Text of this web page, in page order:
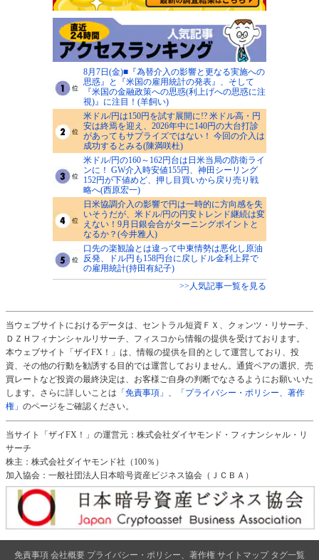
8月7日(金)■『為替介入の影響と更なる実施への
思惑』と『米国の雇用統計の発表』、そして
『米国の金融政策への思惑(利上げへの思惑に注
視)』に注目！(羊飼い)
米ドル/円は150円を試す展開に!? 米ドル高・円
安は終焉を迎え、2026年中に140円の大台打診
があってもサプライズではない！ 今回の介入は
成功するとみる(陳満咲杜)
米ドル/円の160～162円台は日米当局の防衛ライ
ンに！ GW介入時安値155円、神田シーリング
152円が下値めど、押し目買いから戻り売り戦
略へ(西原宏一)
日米協調介入の影響で円は一時的に方向感を失
いそうだが、米ドル/円の円安トレンド継続は変
えない！9月日銀会合がターニングポイントと
なるか？(今井雅人)
口先の楽観論とは違って中東情勢は悪化し原油
反発、ドル円も158円台に戻しドル金利上昇で
の雇用統計(持田有紀子)
>>人気記事一覧を見る
当ウェブサイトにおけるデータは、セントラル短資ＦＸ、クォンツ・リサーチ、
ＤＺＨフィナンシャルリサーチ、フィスコから情報の提供を受けております。
本ウェブサイト「ザイFX！」は、情報の提供を目的として運営しており、投
資、その他の行動を勧誘する目的では運営しておりません。通貨ペアの選択、売
買レートなど投資の最終決定は、お客様ご自身の判断でなさるようにお願いいた
します。さらに詳しいことは 「免責事項」 、
「プライバシー・ポリシー、著作
権」 のページをご確認ください。
当サイト「ザイFX！」の運営元：株式会社ダイヤモンド・フィナンシャル・リ
サーチ
株主：株式会社ダイヤモンド社（100％）
加入協会：一般社団法人日本暗号資産ビジネス協会（ＪＣＢＡ）
免責事項 会社概要 プライバシー・ポリシー、著作権 サイトマップ タグ一覧